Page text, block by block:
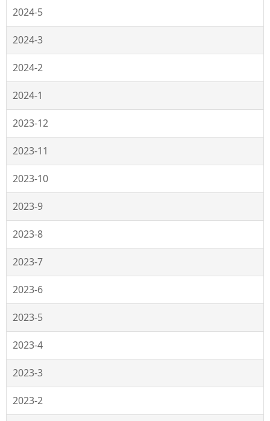
2024-5
2024-3
2024-2
2024-1
2023-12
2023-11
2023-10
2023-9
2023-8
2023-7
2023-6
2023-5
2023-4
2023-3
2023-2